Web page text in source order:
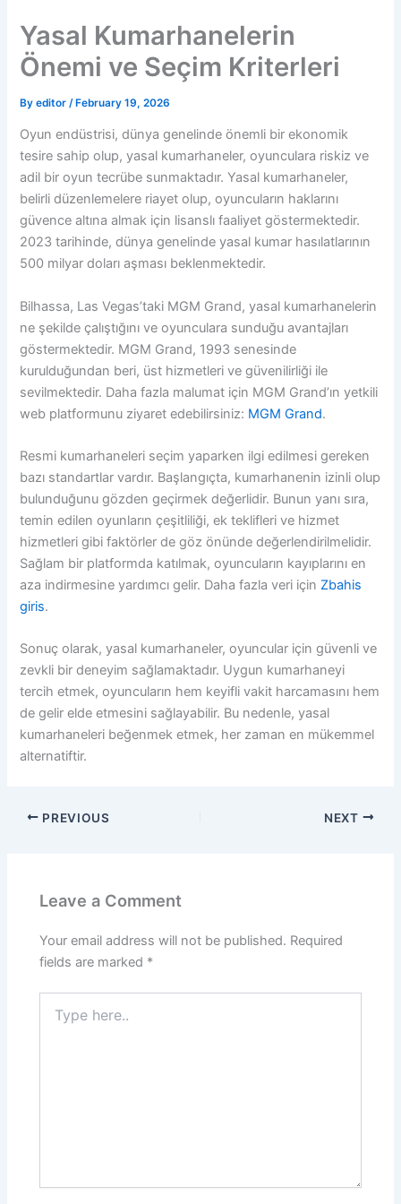
content
Yasal Kumarhanelerin
Önemi ve Seçim Kriterleri
Byeditor/February 19, 2026
Oyun endüstrisi, dünya genelinde önemli bir ekonomik
tesire sahip olup, yasal kumarhaneler, oyunculara riskiz ve
adil bir oyun tecrübe sunmaktadır. Yasal kumarhaneler,
belirli düzenlemelere riayet olup, oyuncuların haklarını
güvence altına almak için lisanslı faaliyet göstermektedir.
2023 tarihinde, dünya genelinde yasal kumar hasılatlarının
500 milyar doları aşması beklenmektedir.
Bilhassa, Las Vegas’taki MGM Grand, yasal kumarhanelerin
ne şekilde çalıştığını ve oyunculara sunduğu avantajları
göstermektedir. MGM Grand, 1993 senesinde
kurulduğundan beri, üst hizmetleri ve güvenilirliği ile
sevilmektedir. Daha fazla malumat için MGM Grand’ın yetkili
web platformunu ziyaret edebilirsiniz: MGM Grand.
Resmi kumarhaneleri seçim yaparken ilgi edilmesi gereken
bazı standartlar vardır. Başlangıçta, kumarhanenin izinli olup
bulunduğunu gözden geçirmek değerlidir. Bunun yanı sıra,
temin edilen oyunların çeşitliliği, ek teklifleri ve hizmet
hizmetleri gibi faktörler de göz önünde değerlendirilmelidir.
Sağlam bir platformda katılmak, oyuncuların kayıplarını en
aza indirmesine yardımcı gelir. Daha fazla veri için Zbahis
giris.
Sonuç olarak, yasal kumarhaneler, oyuncular için güvenli ve
zevkli bir deneyim sağlamaktadır. Uygun kumarhaneyi
tercih etmek, oyuncuların hem keyifli vakit harcamasını hem
de gelir elde etmesini sağlayabilir. Bu nedenle, yasal
kumarhaneleri beğenmek etmek, her zaman en mükemmel
alternatiftir.
PREVIOUS NEXT
Leave a Comment
Your email address will not be published. Required
fields are marked *
here..